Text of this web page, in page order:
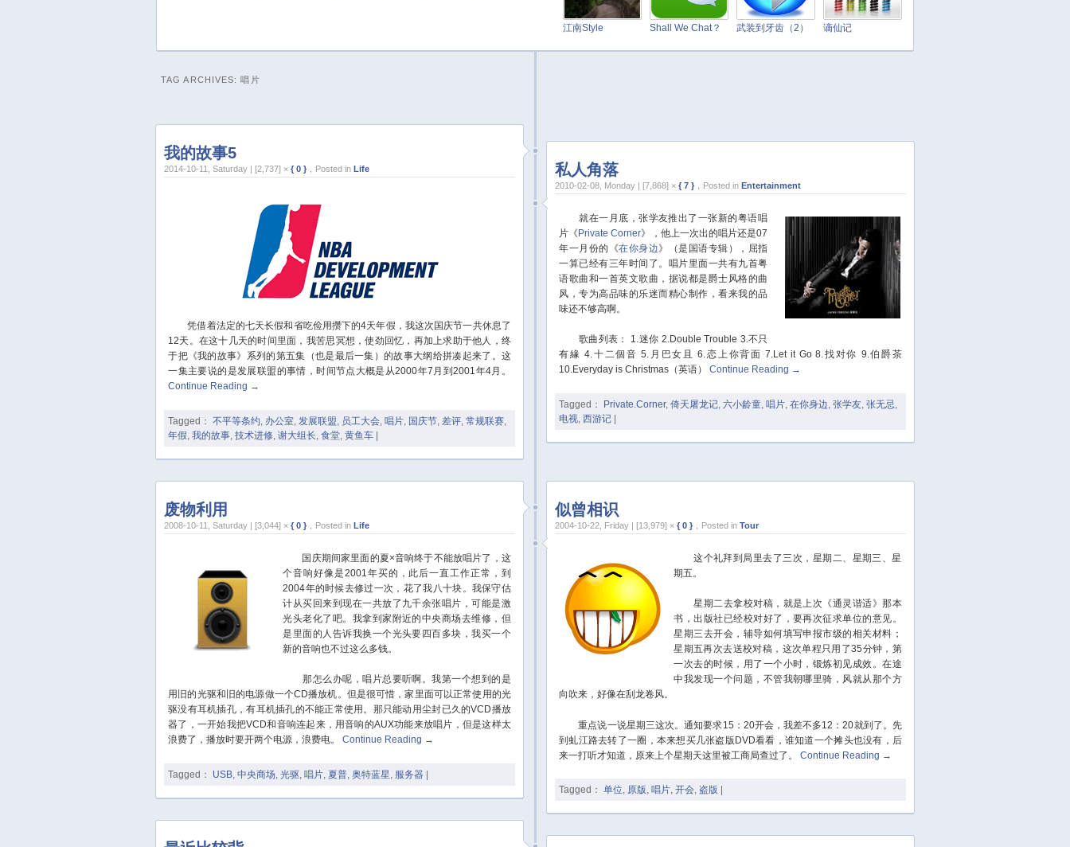
江南Style Shall We Chat？ 武装到牙齿（2） 谪仙记
TAG ARCHIVES:唱片
我的故事5
2014-10-11, Saturday | [2,737] × { 0 } ，Posted in Life
凭借着法定的七天长假和省吃俭用攒下的4天年假，我这次国庆节一共休息了
12天。在这十几天的时间里面，我苦思冥想，使劲回忆，再加上求助于他人，终
于把《我的故事》系列的第五集（也是最后一集）的故事大纲给拼凑起来了。这
一集主要说的是发展联盟的事情，时间节点大概是从2000年7月到2001年4月。
Continue Reading →
Tagged： 不平等条约 办公室 发展联盟 员工大会 唱片 国庆节 差评 常规联赛
年假 我的故事 技术进修 谢大组长 食堂 黄鱼车 |
私人角落
2010-02-08, Monday | [7,868] × { 7 } ，Posted in Entertainment
就在一月底，张学友推出了一张新的粤语唱
片《Private Corner》，他上一次出的唱片还是07
年一月份的《在你身边》（是国语专辑），屈指
一算已经有三年时间了。唱片里面一共有九首粤
语歌曲和一首英文歌曲，据说都是爵士风格的曲
风，专为高品味的乐迷而精心制作，看来我的品
味还不够高啊。
歌曲列表： 1.迷你 2.Double Trouble 3.不只
有緣 4.十二個音 5.月巴女且 6.恋上你背面 7.Let it Go8.找对你 9.伯爵茶
10.Everyday is Christmas（英语）
Continue Reading →
Tagged： Private.Corner, 倚天屠龙记, 六小龄童, 唱片, 在你身边, 张学友, 张无忌,
电视, 西游记 |
废物利用
2008-10-11, Saturday | [3,044] × { 0 } ，Posted in Life
国庆期间家里面的夏×音响终于不能放唱片了，这
个音响好像是2001年买的，此后一直工作正常，到
2004年的时候去修过一次，花了我八十块。我保守估
计从买回来到现在一共放了九千余张唱片，可能是激
光头老化了吧。我拿到家附近的中央商场去维修，但
是里面的人告诉我换一个光头要四百多块，我买一个
新的音响也不过这么多钱。
那怎么办呢，唱片总要听啊。我第一个想到的是
用旧的光驱和旧的电源做一个CD播放机。但是很可惜，家里面可以正常使用的光
驱没有耳机插孔，有耳机插孔的不能正常使用。那只能动用尘封已久的VCD播放
器了，一开始我把VCD和音响连起来，用音响的AUX功能来放唱片，但是这样太
浪费了，播放时要开两个电源，浪费电。
Continue Reading →
Tagged： USB 中央商场 光驱 唱片 夏普 奥特蓝星 服务器 |
似曾相识
2004-10-22, Friday | [13,979] × { 0 } ，Posted in Tour
这个礼拜到局里去了三次，星期二、星期三、星
期五。
星期二去拿校对稿，就是上次《通灵谐适》那本
书，出版社已经校对好了，要再次征求单位的意见。
星期三去开会，辅导如何填写申报市级的相关材料；
星期五再次去送校对稿，这次单程只用了35分钟，第
一次去的时候，用了一个小时，锻炼初见成效。在途
中我发现一个问题，不管我朝哪里骑，风就从那个方
向吹来，好像在刮龙卷风。
重点说一说星期三这次。通知要求15：20开会，我差不多12：20就到了。先
到虬江路去转了一圈，本来想买几张盗版DVD看看，谁知道一个摊头也没有，后
来一打听才知道，原来上个星期天这里被工商局查过了。
Continue Reading →
Tagged： 单位, 原版, 唱片, 开会, 盗版